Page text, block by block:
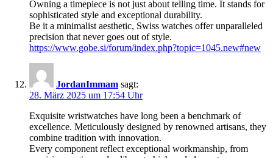
Owning a timepiece is not just about telling time. It stands for
sophisticated style and exceptional durability.
Be it a minimalist aesthetic, Swiss watches offer unparalleled
precision that never goes out of style.
https://www.gobe.si/forum/index.php?topic=1045.new#new
JordanImmam sagt:
28. März 2025 um 17:54 Uhr
Exquisite wristwatches have long been a benchmark of
excellence. Meticulously designed by renowned artisans, they
combine tradition with innovation.
Every component reflect exceptional workmanship, from